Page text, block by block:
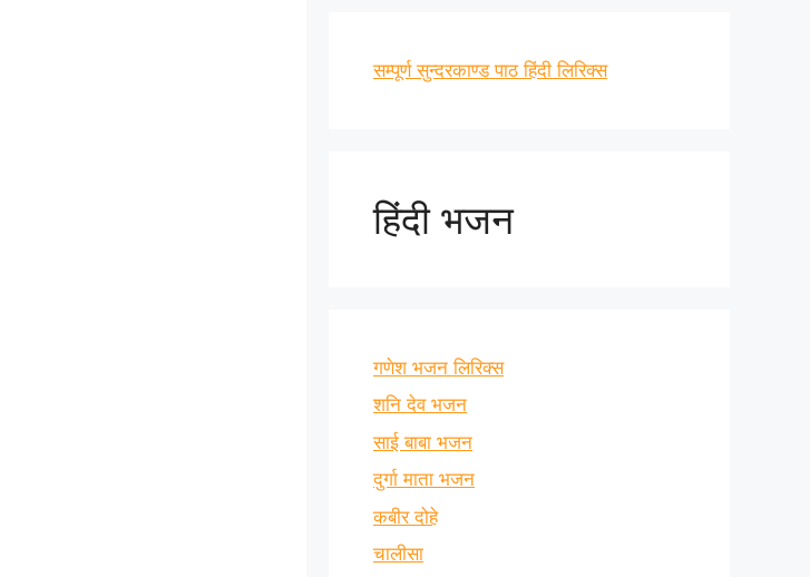
सम्पूर्ण सुन्दरकाण्ड पाठ हिंदी लिरिक्स
हिंदी भजन
गणेश भजन लिरिक्स
शनि देव भजन
साई बाबा भजन
दुर्गा माता भजन
कबीर दोहे
चालीसा